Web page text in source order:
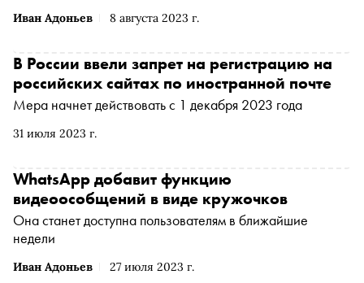
Иван Адоньев 8 августа 2023 г.
31 июля 2023 г.
В России ввели запрет на регистрацию на
российских сайтах по иностранной почте
Мера начнет действовать с 1 декабря 2023 года
Иван Адоньев 27 июля 2023 г.
WhatsApp добавит функцию
видеоособщений в виде кружочков
Она станет доступна пользователям в ближайшие
недели